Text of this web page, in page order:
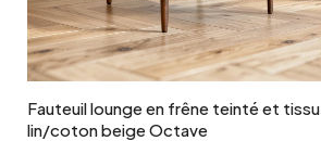
Ajouter au panier
Fauteuil lounge en frêne teinté et tissu
lin/coton beige Octave